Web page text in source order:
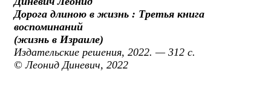
Дорога длиною в жизнь : Третья книга
воспоминаний
(жизнь в Израиле)
Издательские решения, 2022. — 312 с.
© Леонид Диневич, 2022